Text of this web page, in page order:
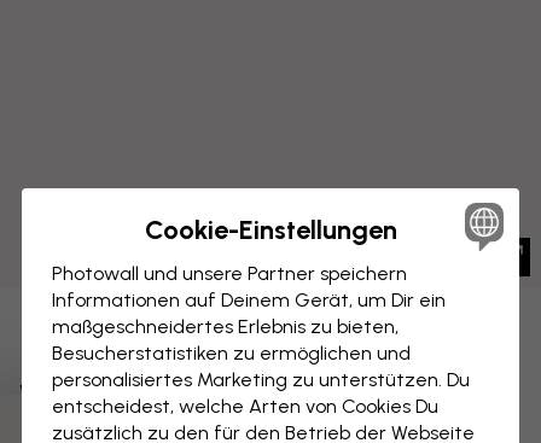
Weltkarte
LEINWANDBILD Speichern
Cookie-Einstellungen
Photowall und unsere Partner speichern
Informationen auf Deinem Gerät, um Dir ein
maßgeschneidertes Erlebnis zu bieten,
Besucherstatistiken zu ermöglichen und
personalisiertes Marketing zu unterstützen. Du
entscheidest, welche Arten von Cookies Du
zusätzlich zu den für den Betrieb der Webseite